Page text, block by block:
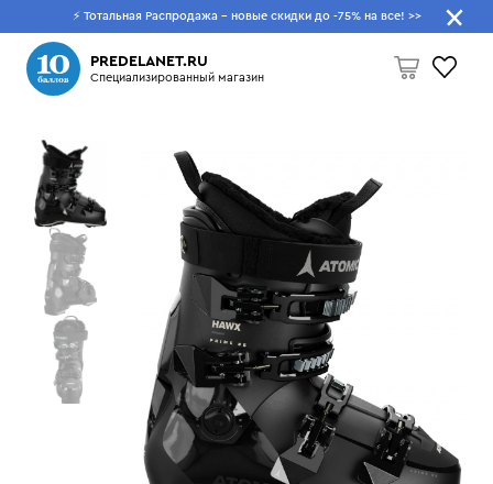
⚡ Тотальная Распродажа - новые скидки до -75% на все! >>
PREDELANET.RU
Специализированный магазин
Пусто
Что будем искать?